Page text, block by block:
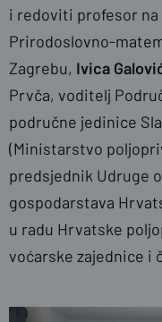
i redoviti profesor na
Prirodoslovno-
Zagrebu, Ivica
Prvča, voditelj
područne jedinice
(Ministarstvo
predsjednik Udruge
gospodarstava
u radu Hrvatske
voćarske zajednice i